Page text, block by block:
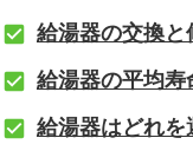
給湯器の交換と
給湯器の平均寿
給湯器はどれを